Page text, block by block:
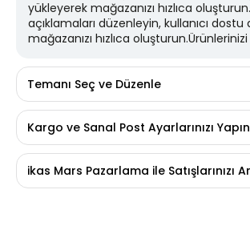
yükleyerek mağazanızı hızlıca
açıklamaları düzenleyin, kullanıcı dostu
mağazanızı hızlıca
Temanı Seç ve Düzenle
Kargo ve Sanal Post Ayarlarınızı Yapın
ikas Mars Pazarlama ile Satışlarınızı